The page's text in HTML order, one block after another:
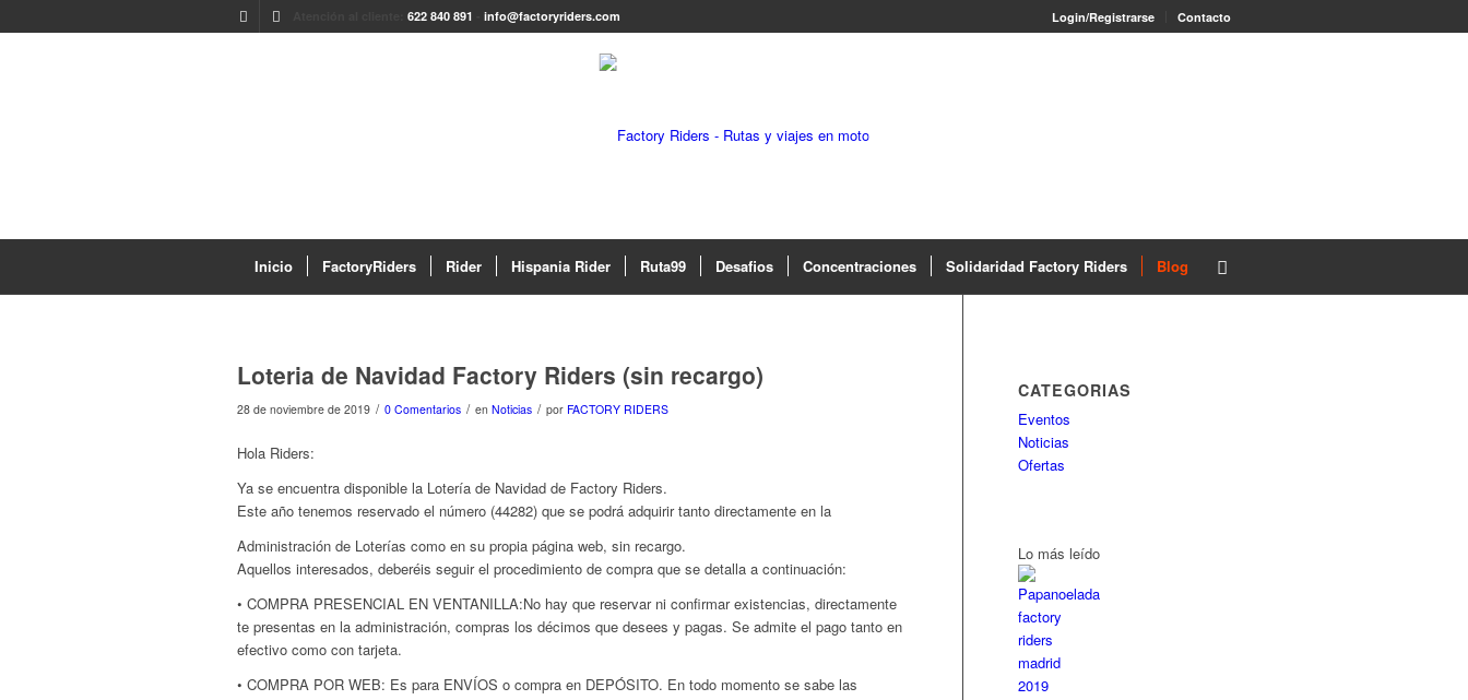
Login/Registrarse Contacto
622 840 891 info@factoryriders.com
Inicio FactoryRiders Rider Hispania Rider Ruta99 Desafios Concentraciones Solidaridad Factory Riders Blog
Loteria de Navidad Factory Riders (sin recargo)
28 de noviembre de 2019 / 0 Comentarios / en Noticias / por FACTORY RIDERS
Hola Riders:
Ya se encuentra disponible la Lotería de Navidad de Factory Riders.
Este año tenemos reservado el número (44282) que se podrá adquirir tanto directamente en la
Administración de Loterías como en su propia página web, sin recargo.
Aquellos interesados, deberéis seguir el procedimiento de compra que se detalla a continuación:
• COMPRA PRESENCIAL EN VENTANILLA:No hay que reservar ni confirmar existencias, directamente
te presentas en la administración, compras los décimos que desees y pagas. Se admite el pago tanto en
efectivo como con tarjeta.
• COMPRA POR WEB: Es para ENVÍOS o compra en DEPÓSITO. En todo momento se sabe las
CATEGORIAS
Eventos
Noticias
Ofertas
Lo más leído